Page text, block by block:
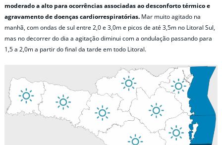
moderado a alto paraocorrências associadas ao desconforto térmico e
agravamento de doenças cardiorrespiratórias. Mar muito agitado na
manhã, com ondas de sul entre 2,0 e 3,0m e picos de até 3,5m no Litoral Sul,
mas no decorrer do dia a agitação diminui com a ondulação passando para
1,5 a 2,0m a partir do final da tarde em todo Litoral.